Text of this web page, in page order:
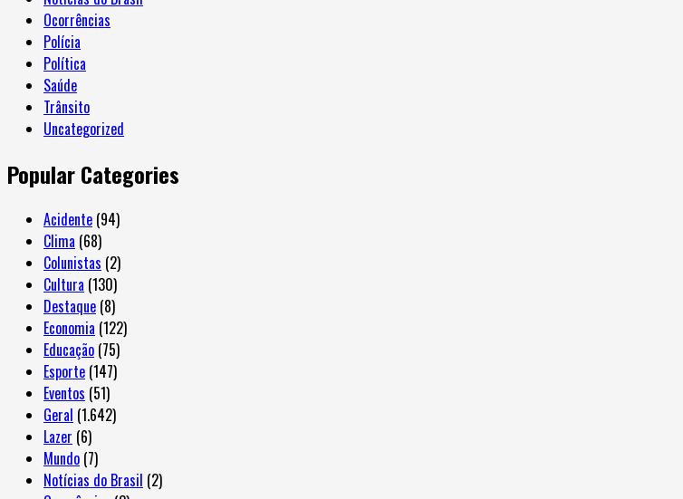
Ocorrências
Polícia
Política
Saúde
Trânsito
Uncategorized
Popular Categories
Acidente (94)
Clima (68)
Colunistas (2)
Cultura (130)
Destaque (8)
Economia (122)
Educação (75)
Esporte (147)
Eventos (51)
Geral (1.642)
Lazer (6)
Mundo (7)
Notícias do Brasil (2)